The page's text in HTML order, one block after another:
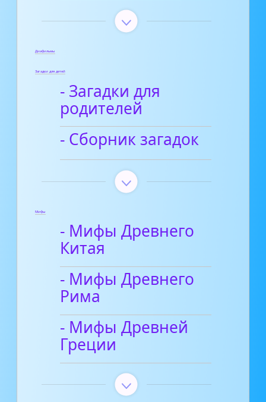
Диафильмы
Загадки для детей
- Загадки для
родителей
- Сборник загадок
Мифы
- Мифы Древнего
Китая
- Мифы Древнего
Рима
- Мифы Древней
Греции